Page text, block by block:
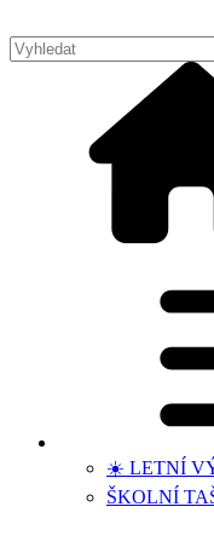
☀️ LETNÍ
ŠKOLNÍ